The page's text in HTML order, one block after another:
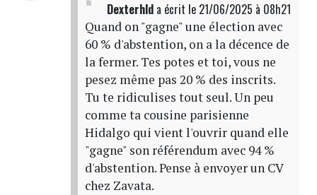
Dexterhlda écrit le 21/06/2025 à 08h21
Quand on "gagne" une élection avec
60 % d'abstention, on a la décence de
la fermer. Tes potes et toi, vous ne
pesez même pas 20 % des inscrits.
Tu te ridiculises tout seul. Un peu
comme ta cousine parisienne
Hidalgo qui vient l'ouvrir quand elle
"gagne" son référendum avec 94 %
d'abstention. Pense à envoyer un CV
chez Zavata.